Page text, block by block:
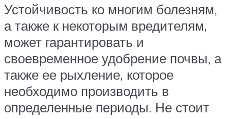
Устойчивость ко многим болезням,
а также к некоторым вредителям,
может гарантировать и
своевременное удобрение почвы, а
также ее рыхление, которое
необходимо производить в
определенные периоды. Не стоит